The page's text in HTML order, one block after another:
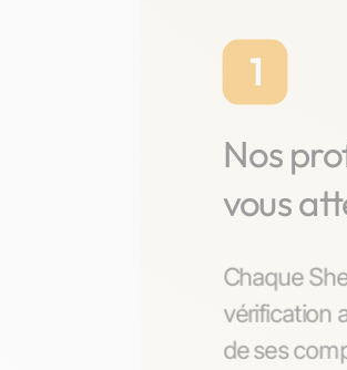
1
Nos
vous
Chaque
vérification
de ses